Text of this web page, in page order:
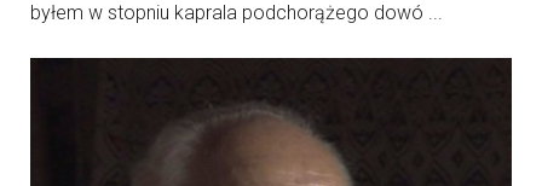
byłem w stopniu kaprala podchorążego dowó ...